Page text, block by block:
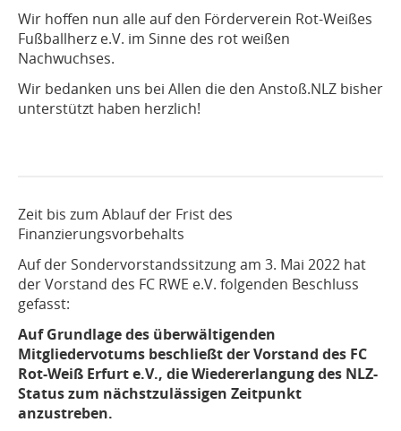
Wir hoffen nun alle auf den Förderverein Rot-Weißes
Fußballherz e.V. im Sinne des rot weißen
Nachwuchses.
Wir bedanken uns bei Allen die den Anstoß.NLZ bisher
unterstützt haben herzlich!
Zeit bis zum Ablauf der Frist des
Finanzierungsvorbehalts
Auf der Sondervorstandssitzung am 3. Mai 2022 hat
der Vorstand des FC RWE e.V. folgenden Beschluss
gefasst:
Auf Grundlage des überwältigenden
Mitgliedervotums beschließt der Vorstand des FC
Rot-Weiß Erfurt e.V., die Wiedererlangung des NLZ-
Status zum nächstzulässigen Zeitpunkt
anzustreben.